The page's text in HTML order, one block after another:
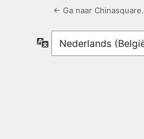
← Ga naar
Taal